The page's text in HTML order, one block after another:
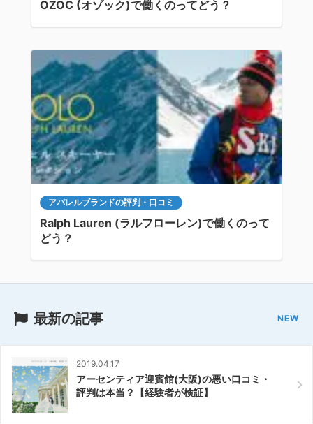
OZOC (オゾック)で働くのってどう？
アパレルブランドの評判・口コミ
Ralph Lauren (ラルフローレン)で働くのって
どう？
最新の記事
2019.04.17
アーセンティア迎賓館(大阪)の悪い口コミ・
評判は本当？【経験者が検証】